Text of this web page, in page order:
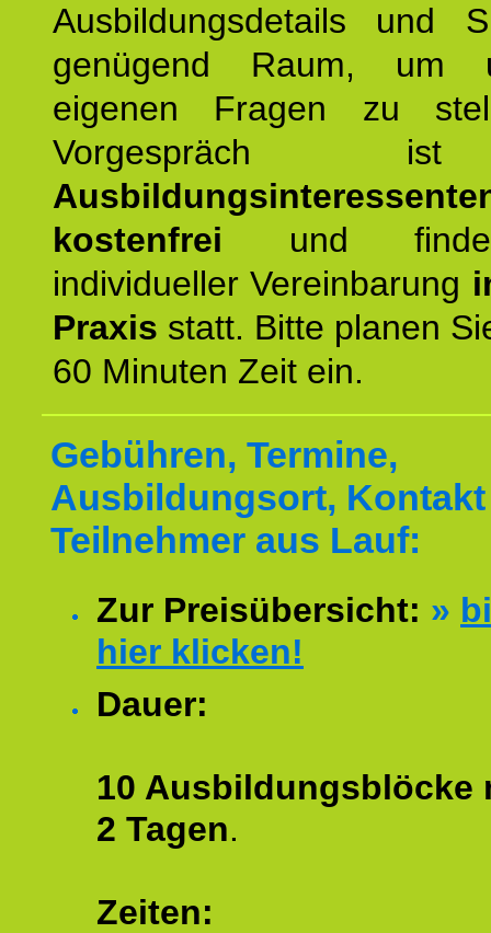
Ausbildungsdetails und
genügend Raum, um
eigenen Fragen zu
kostenfrei und
individueller Vereinbarung
Praxis statt. Bitte planen
60 Minuten Zeit ein.
Gebühren, Termine,
Ausbildungsort,
Teilnehmer aus Lauf:
Zur Preisübersicht: »
hier klicken!
Dauer:
10 Ausbildungsblöcke
2 Tagen.
Zeiten: